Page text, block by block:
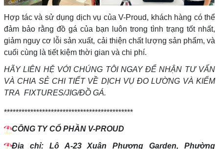
Hợp tác và sử dụng dịch vụ của V-Proud, khách hàng có thể
đảm bảo rằng đồ gá của bạn luôn trong tình trạng tốt nhất,
giảm nguy cơ lỗi sản xuất, cải thiện chất lượng sản phẩm, và
cuối cùng là tiết kiệm thời gian và chi phí.
HÃY LIÊN HỆ VỚI CHÚNG TÔI NGAY ĐỂ NHẬN TƯ VẤN
VÀ CHIA SẺ CHI TIẾT VỀ DỊCH VỤ ĐO LƯỜNG VÀ KIỂM
TRA FIXTURES/JIG/ĐỒ GÁ.
********************************************
CÔNG TY CỔ PHẦN V-PROUD
Địa chỉ: Lô A-23 Xuân Phương Garden, Phường